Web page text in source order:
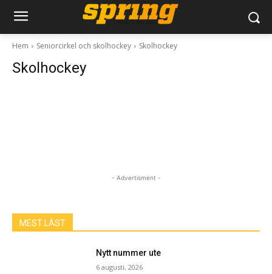
Hem Seniorcirkel och skolhockey Skolhockey
Skolhockey
- Advertisment -
MEST LÄST
Nytt nummer ute
6 augusti, 2026